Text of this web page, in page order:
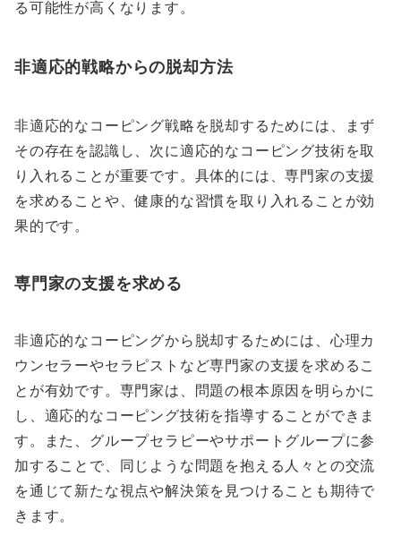
る可能性が高くなります。
非適応的戦略からの脱却方法
非適応的なコーピング戦略を脱却するためには、まず
その存在を認識し、次に適応的なコーピング技術を取
り入れることが重要です。具体的には、専門家の支援
を求めることや、健康的な習慣を取り入れることが効
果的です。
専門家の支援を求める
非適応的なコーピングから脱却するためには、心理カ
ウンセラーやセラピストなど専門家の支援を求めるこ
とが有効です。専門家は、問題の根本原因を明らかに
し、適応的なコーピング技術を指導することができま
す。また、グループセラピーやサポートグループに参
加することで、同じような問題を抱える人々との交流
を通じて新たな視点や解決策を見つけることも期待で
きます。